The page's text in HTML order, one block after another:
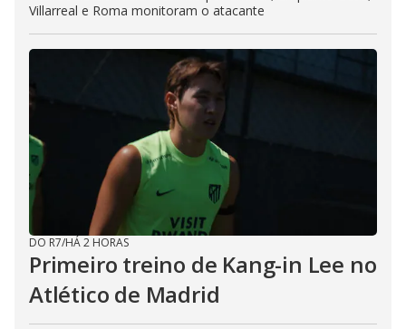
Villarreal e Roma monitoram o atacante
DO R7/HÁ 2 HORAS
Primeiro treino de Kang-in Lee no
Atlético de Madrid